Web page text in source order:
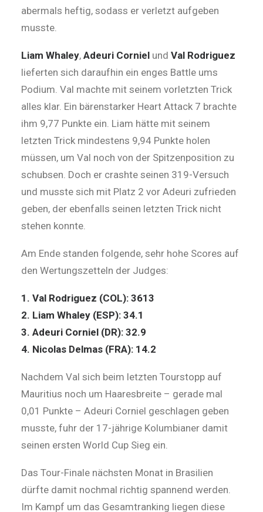
abermals heftig, sodass er verletzt aufgeben
musste.
Liam Whaley, Adeuri Corniel und Val Rodriguez
lieferten sich daraufhin ein enges Battle ums
Podium. Val machte mit seinem vorletzten Trick
alles klar. Ein bärenstarker Heart Attack 7 brachte
ihm 9,77 Punkte ein. Liam hätte mit seinem
letzten Trick mindestens 9,94 Punkte holen
müssen, um Val noch von der Spitzenposition zu
schubsen. Doch er crashte seinen 319-Versuch
und musste sich mit Platz 2 vor Adeuri zufrieden
geben, der ebenfalls seinen letzten Trick nicht
stehen konnte.
Am Ende standen folgende, sehr hohe Scores auf
den Wertungszetteln der Judges:
1. Val Rodriguez (COL): 3613
2. Liam Whaley (ESP): 34.1
3. Adeuri Corniel (DR): 32.9
4. Nicolas Delmas (FRA): 14.2
Nachdem Val sich beim letzten Tourstopp auf
Mauritius noch um Haaresbreite – gerade mal
0,01 Punkte – Adeuri Corniel geschlagen geben
musste, fuhr der 17-jährige Kolumbianer damit
seinen ersten World Cup Sieg ein.
Das Tour-Finale nächsten Monat in Brasilien
dürfte damit nochmal richtig spannend werden.
Im Kampf um das Gesamtranking liegen diese